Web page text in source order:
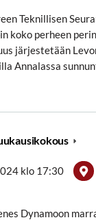
Teknillisen
koko perheen
järjestetään
Annalassa
klo 17:30
Dynamoon